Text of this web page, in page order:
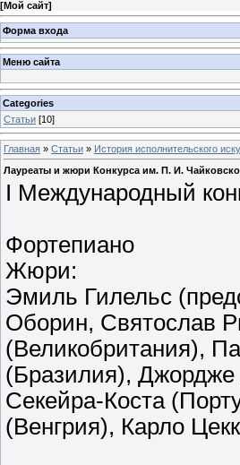
[Мой сайт]
Форма входа
Меню сайта
Categories
Статьи [10]
Главная » Статьи » История исполнительского
Лауреаты и жюри Конкурса им. П. И.
I Международный
Фортепиано
Жюри:
Эмиль Гилельс
Оборин, Святослав
(Великобритания),
(Бразилия),
Секейра-Коста
(Венгрия), Карло